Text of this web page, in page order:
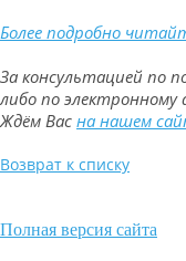
Более подробно
За консультацией по
либо по электронному
Ждём Вас на нашем
Возврат к списку
Полная версия сайта